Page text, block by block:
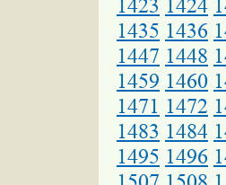
1423 1424
1435 1436
1447 1448
1459 1460
1471 1472
1483 1484
1495 1496